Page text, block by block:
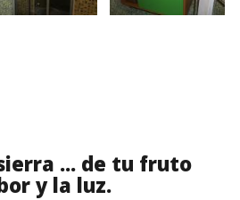
... de tu fruto
y la luz.